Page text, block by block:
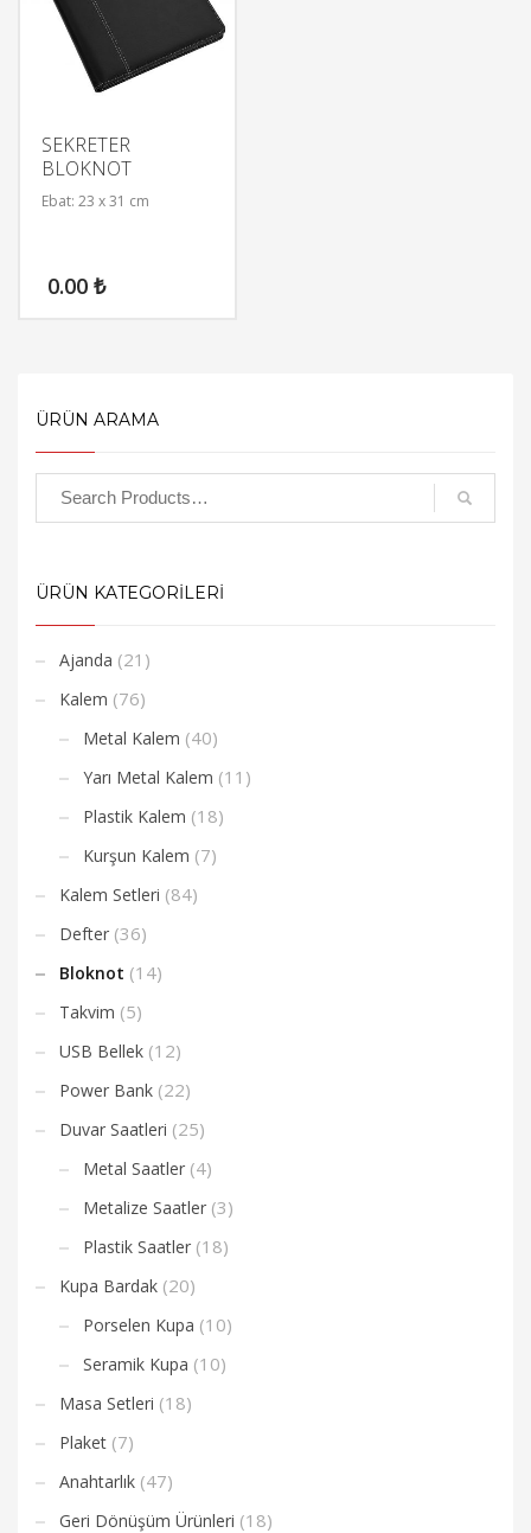
SEKRETER
BLOKNOT
Ebat: 23 x 31 cm
0.00 ₺
ÜRÜN ARAMA
ÜRÜN KATEGORİLERİ
Ajanda (21)
Kalem (76)
Metal Kalem (40)
Yarı Metal Kalem (11)
Plastik Kalem (18)
Kurşun Kalem (7)
Kalem Setleri (84)
Defter (36)
Bloknot (14)
Takvim (5)
USB Bellek (12)
Power Bank (22)
Duvar Saatleri (25)
Metal Saatler (4)
Metalize Saatler (3)
Plastik Saatler (18)
Kupa Bardak (20)
Porselen Kupa (10)
Seramik Kupa (10)
Masa Setleri (18)
Plaket (7)
Anahtarlık (47)
Geri Dönüşüm Ürünleri (18)